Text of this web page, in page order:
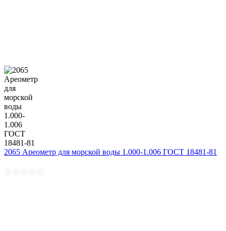
2065 Ареометр для морской воды 1.000-1.006 ГОСТ 18481-81